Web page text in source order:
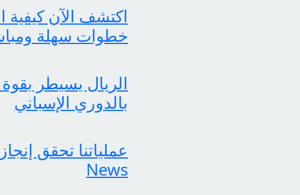
خطوات سهلة
الريال يسيطر
بالدوري الإسباني
News